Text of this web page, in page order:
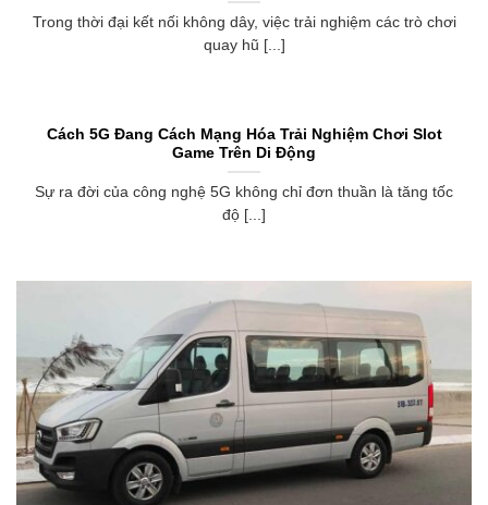
Trong thời đại kết nối không dây, việc trải nghiệm các trò chơi
quay hũ [...]
Cách 5G Đang Cách Mạng Hóa Trải Nghiệm Chơi Slot
Game Trên Di Động
Sự ra đời của công nghệ 5G không chỉ đơn thuần là tăng tốc
độ [...]